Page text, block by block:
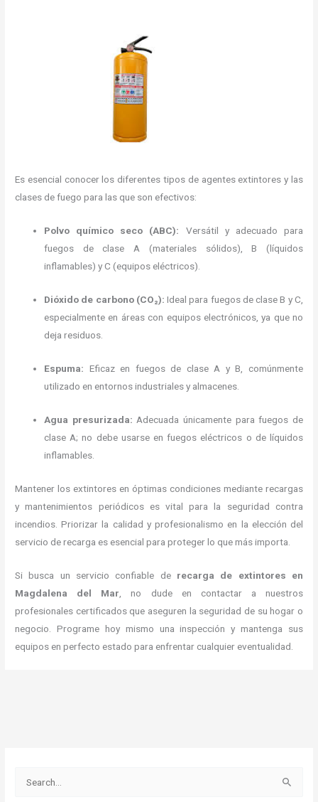
Es esencial conocer los diferentes tipos de agentes extintores y las
clases de fuego para las que son efectivos:
Polvo químico seco (ABC):
Versátil y adecuado para
fuegos de clase A (materiales sólidos), B (líquidos
inflamables) y C (equipos eléctricos).
Dióxido de carbono (CO₂): Ideal para fuegos de clase B y C,
especialmente en áreas con equipos electrónicos, ya que no
deja residuos.
Espuma: Eficaz en fuegos de clase A y B, comúnmente
utilizado en entornos industriales y almacenes.
Agua presurizada: Adecuada únicamente para fuegos de
clase A; no debe usarse en fuegos eléctricos o de líquidos
inflamables.
Mantener los extintores en óptimas condiciones mediante recargas
y mantenimientos periódicos es vital para la seguridad contra
incendios Priorizar la calidad y profesionalismo en la elección del
servicio de recarga es esencial para proteger lo que más importa.
Si busca un servicio confiable de recarga de extintores en
Magdalena del Mar , no dude en contactar a nuestros
profesionales certificados que aseguren la seguridad de su hogar o
negocio.
Programe hoy mismo una inspección y mantenga sus
equipos en perfecto estado para enfrentar cualquier eventualidad.